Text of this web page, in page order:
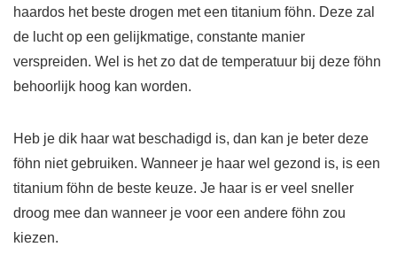
haardos het beste drogen met een titanium föhn. Deze zal
de lucht op een gelijkmatige, constante manier
verspreiden. Wel is het zo dat de temperatuur bij deze föhn
behoorlijk hoog kan worden.
Heb je dik haar wat beschadigd is, dan kan je beter deze
föhn niet gebruiken. Wanneer je haar wel gezond is, is een
titanium föhn de beste keuze. Je haar is er veel sneller
droog mee dan wanneer je voor een andere föhn zou
kiezen.